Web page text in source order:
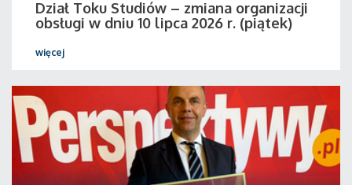
Dział Toku Studiów – zmiana organizacji
obsługi w dniu 10 lipca 2026 r. (piątek)
więcej